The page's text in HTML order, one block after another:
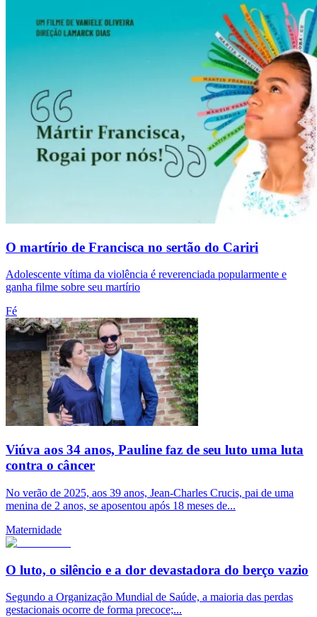
O martírio de Francisca no sertão do Cariri
Adolescente vítima da violência é reverenciada popularmente e
ganha filme sobre seu martírio
Fé
Viúva aos 34 anos, Pauline faz de seu luto uma luta
contra o câncer
No verão de 2025, aos 39 anos, Jean-Charles Crucis, pai de uma
menina de 2 anos, se aposentou após 18 meses de...
Maternidade
O luto, o silêncio e a dor devastadora do berço vazio
Segundo a Organização Mundial de Saúde, a maioria das perdas
gestacionais ocorre de forma precoce;...